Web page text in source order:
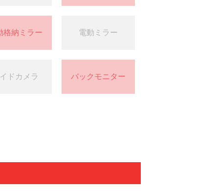
格納ミラー 電動ミラー
ドカメラ バックモニター